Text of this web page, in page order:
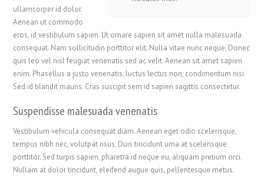
ullamcorper id dolor.
Aenean ut commodo
eros, id vestibulum sapien. Ut ornare sapien sit amet nulla malesuada
consequat. Nam sollicitudin porttitor elit. Nulla vitae nunc neque. Donec
quis leo vel nisl feugiat venenatis sed ac velit. Aenean sit amet sapien
enim. Phasellus a justo venenatis, luctus lectus non, condimentum nisi.
Sed id blandit mauris. Cras suscipit sem id sapien sagittis consectetur.
Suspendisse malesuada venenatis
Vestibulum vehicula consequat diam. Aenean eget odio scelerisque,
tempus nibh nec, volutpat risus. Duis tincidunt urna at scelerisque
porttitor. Sed turpis sapien, pharetra id neque eu, aliquam pretium orci.
Nullam at dolor tincidunt, eleifend augue quis, pellentesque metus.